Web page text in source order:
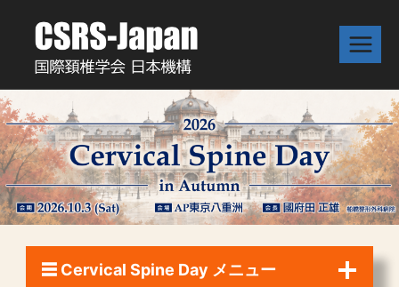
ス
キ
ッ
プ
☰ Cervical Spine Day メニュー